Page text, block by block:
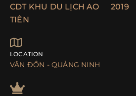
CDT KHU DU LỊCH AO
TIÊN
2019
LOCATION
VÂN ĐỒN - QUẢNG NINH